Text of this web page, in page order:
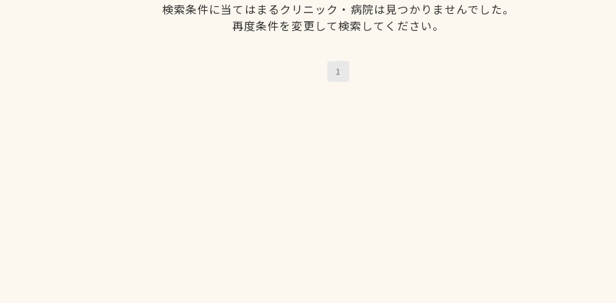
検索条件に当てはまるクリニック・病院は見つかりませんでした。
再度条件を変更して検索してください。
1